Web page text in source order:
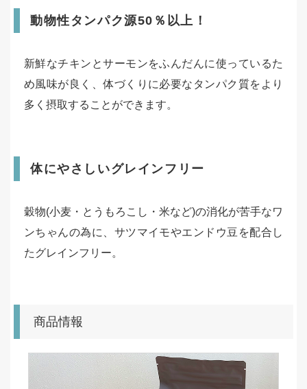
動物性タンパク源50％以上！
新鮮なチキンとサーモンをふんだんに使っているた
め風味が良く、体づくりに必要なタンパク質をより
多く摂取することができます。
体にやさしいグレインフリー
穀物(小麦・とうもろこし・米など)の消化が苦手なワ
ンちゃんの為に、サツマイモやエンドウ豆を配合し
たグレインフリー。
商品情報